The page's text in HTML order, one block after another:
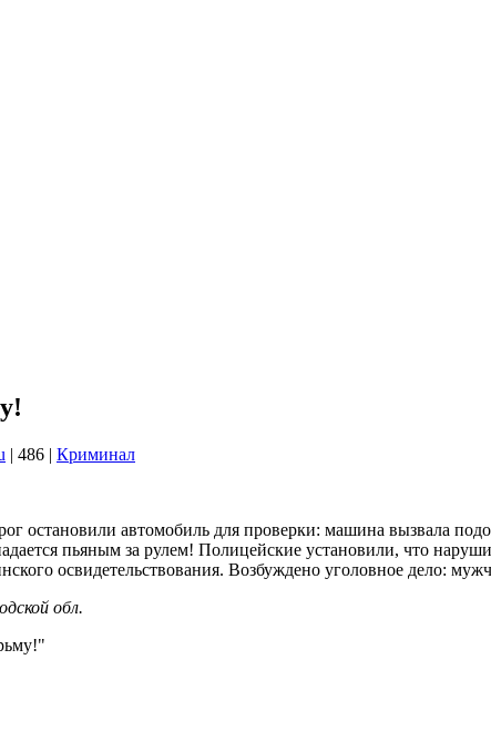
| 486 | Криминал
остановили автомобиль для проверки: машина вызвала
пьяным за рулем! Полицейские установили, что
освидетельствования. Возбуждено уголовное дело:
обл.